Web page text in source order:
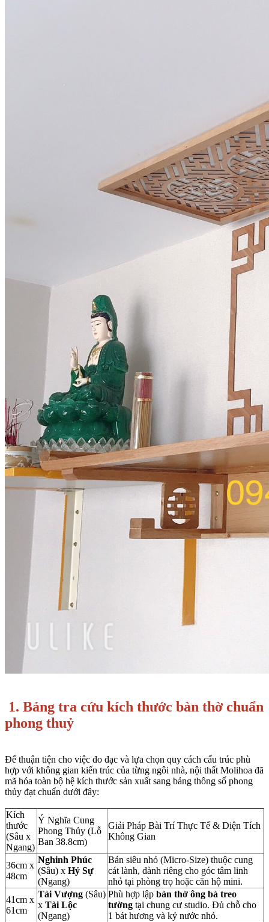
1. Bảng tra cứu kích thước bàn thờ chuẩn
phong thuỷ
Để thuận tiện cho việc đo đạc và lựa chọn quy cách cấu trúc phù
hợp với không gian kiến trúc của từng ngôi nhà, nội thất Molihoa đã
mã hóa toàn bộ hệ kích thước sản xuất sang bảng thông số phong
thủy đạt chuẩn dưới đây:
Kích
thước
(Sâu x
Ngang)
Ý Nghĩa Cung
Phong Thủy (Lỗ
Ban 38.8cm)
Giải Pháp Bài Trí Thực Tế & Diện Tích
Không Gian
36cm x
48cm
Nghinh Phúc
(Sâu) x Hỷ Sự
(Ngang)
Bản siêu nhỏ (Micro-Size) thuộc cung
cát lành, dành riêng cho góc tâm linh
nhỏ tại phòng trọ hoặc căn hộ mini.
41cm x
61cm
Tài Vượng (Sâu)
x Tài Lộc
(Ngang)
Phù hợp lập bàn thờ ông bà treo
tường tại chung cư studio. Đủ chỗ cho
1 bát hương và kỷ nước nhỏ.